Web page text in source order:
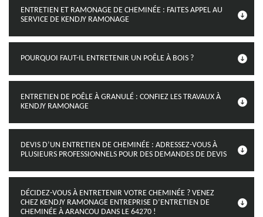
ENTRETIEN ET RAMONAGE DE CHEMINÉE : FAITES APPEL AU
SERVICE DE KENDJY RAMONAGE
POURQUOI FAUT-IL ENTRETENIR UN POÊLE À BOIS ?
ENTRETIEN DE POÊLE À GRANULÉ : CONFIEZ LES TRAVAUX À
KENDJY RAMONAGE
DEVIS D’UN ENTRETIEN DE CHEMINÉE : ADRESSEZ-VOUS À
PLUSIEURS PROFESSIONNELS POUR DES DEMANDES DE DEVIS
DÉCIDEZ-VOUS À ENTRETENIR VOTRE CHEMINÉE ? VENEZ
CHEZ KENDJY RAMONAGE ENTREPRISE D’ENTRETIEN DE
CHEMINÉE À ARANCOU DANS LE 64270 !